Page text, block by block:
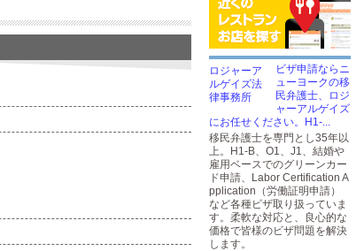
ビザ申請ならニ
ューヨークの移
民弁護士、ロジ
ャーアルゲイズ
にお任せください。H1-...
移民弁護士を専門とし35年以
上。H1-B、O1、J1、結婚や
雇用ベースでのグリーンカー
ド申請、Labor Certification A
pplication（労働証明申請）
など各種ビザ取り扱っていま
す。柔軟な対応と、良心的な
価格で皆様のビザ問題を解決
します。